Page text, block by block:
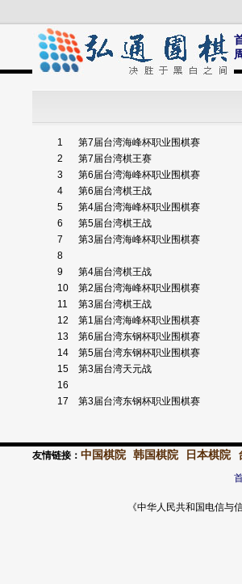
1 第7届台湾海峰杯职业围棋赛
2
第7届台湾棋王赛
3
第6届台湾海峰杯职业围棋赛
4
第6届台湾棋王战
5
第4届台湾海峰杯职业围棋赛
6
第5届台湾棋王战
7
第3届台湾海峰杯职业围棋赛
8
9
第4届台湾棋王战
10
第2届台湾海峰杯职业围棋赛
11
第3届台湾棋王战
12
第1届台湾海峰杯职业围棋赛
13
第6届台湾东钢杯职业围棋赛
14
第5届台湾东钢杯职业围棋赛
15
第3届台湾天元战
16
17
第3届台湾东钢杯职业围棋赛
友情链接： 中国棋院 韩国棋院 日本棋院
《中华人民共和国电信